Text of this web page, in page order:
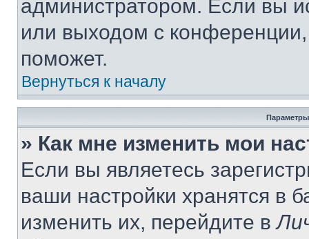
администратором. Если вы
или выходом с
поможет.
Вернуться к началу
Параметры
» Как мне изменить мои
Если вы являетесь
ваши настройки хранятся в
изменить их, перейдите в